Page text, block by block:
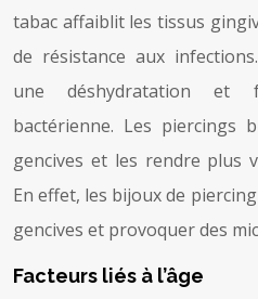
tabac affaiblit les tissus
de résistance aux
une déshydratation et
bactérienne. Les piercings
gencives et les rendre plus
En effet, les bijoux de
gencives et provoquer des
Facteurs liés à l’âge